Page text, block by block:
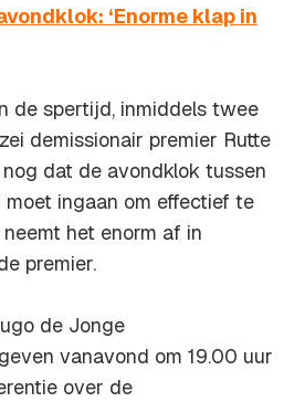
‘Enorme klap in
de spertijd, inmiddels twee
demissionair premier Rutte
dat de avondklok tussen
ingaan om effectief te
het enorm af in
premier.
de Jonge
vanavond om 19.00 uur
over de